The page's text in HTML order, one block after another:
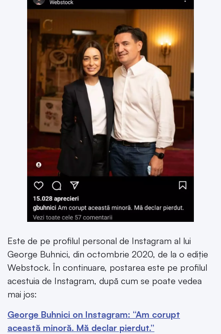
Este de pe profilul personal de Instagram al lui
George Buhnici, din octombrie 2020, de la o ediție
Webstock. În continuare, postarea este pe profilul
acestuia de Instagram, după cum se poate vedea
mai jos:
George Buhnici on Instagram: “Am corupt
această minoră. Mă declar pierdut.”